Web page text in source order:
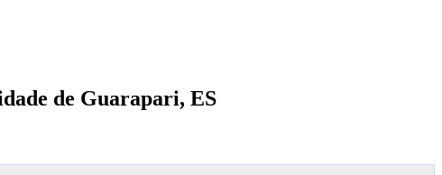
de Guarapari, ES